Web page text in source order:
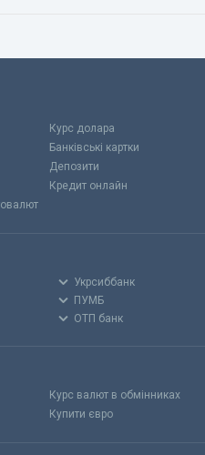
Курс долара
Банківські картки
Депозити
Кредит онлайн
Укрсиббанк
ПУМБ
ОТП банк
Курс валют в обмінниках
Купити євро